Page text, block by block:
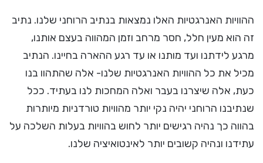
ההוויות האנרגטיות האלו נמצאות בנתיב הרוחני שלנו. נתיב
זה הוא מעין חלל, חסר מרחב וזמן המהווה בעצם אותנו,
מרגע לידתנו ועד מותנו או עד רגע ההארה בחיינו. הנתיב
מכיל את כל ההוויות האנרגטיות שלנו- אלה שהתהוו בנו
כעת, אלה שיצרנו בעבר ואלה המחכות לנו בעתיד. ככל
שנתיבנו הרוחני יהיה נקי יותר מהוויות טורדניות מיותרות
בהווה כך נהיה רגישים יותר לחוש בהוויות בעלות השלכה על
עתידנו ונהיה קשובים יותר לאינטואיציה שלנו.